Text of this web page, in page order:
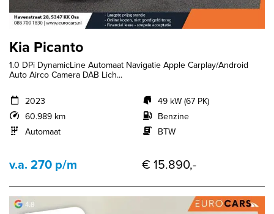
Kia Picanto
1.0 DPi DynamicLine Automaat Navigatie Apple Carplay/Android
Auto Airco Camera DAB Lich...
2023
60.989 km
Automaat
49 kW (67 PK)
Benzine
BTW
v.a. 270 p/m € 15.890,-